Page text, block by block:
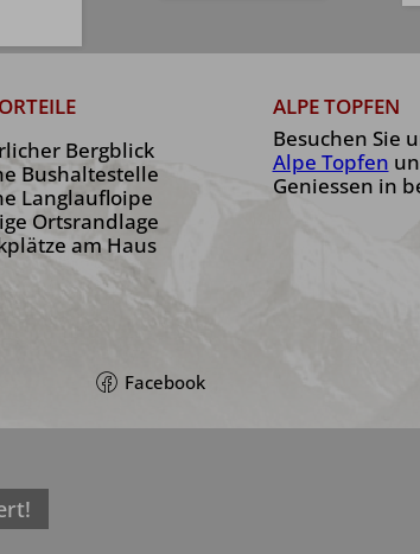
Bergblick
Bushaltestelle
Langlaufloipe
Ortsrandlage
am Haus
ALPE TOPFEN
Besuchen Sie
Alpe Topfen
Geniessen in
Facebook